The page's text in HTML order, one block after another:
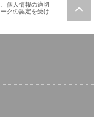
個人情報の適切
クの認定を受け